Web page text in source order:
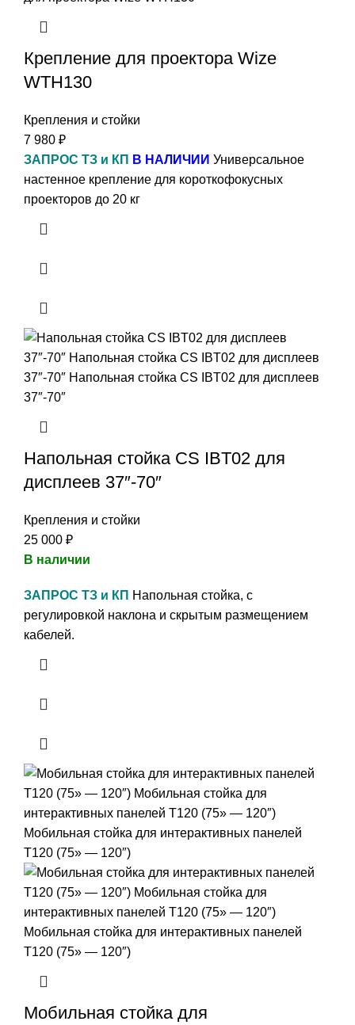
Крепление для проектора Wize
WTH130
Крепления и стойки
7 980 ₽
ЗАПРОС ТЗ и КП В НАЛИЧИИ Универсальное
настенное крепление для короткофокусных
проекторов до 20 кг
Напольная стойка CS IBT02 для
дисплеев 37″-70″
Крепления и стойки
25 000 ₽
В наличии
ЗАПРОС ТЗ и КП Напольная стойка, с
регулировкой наклона и скрытым размещением
кабелей.
Мобильная стойка для